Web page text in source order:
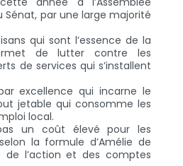
Sénat, par une large majorité
qui sont l’essence de la
de lutter contre les
de services qui s’installent
excellence qui incarne le
jetable qui consomme les
local.
un coût élevé pour les
selon la formule d’Amélie de
de l’action et des comptes